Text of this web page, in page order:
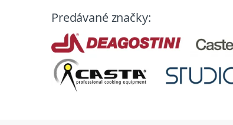
Predávané značky: